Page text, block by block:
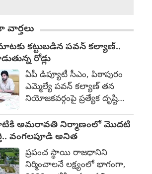
కట్టుబడిన పవన్ కల్యాణ్..
రోడ్లు
ఏపీ డిప్యూటీ సీఎం, పిఠాపురం
ఎమ్మెల్యే ప‌వ‌న్ క‌ల్యాణ్‌ తన
నియోజకవర్గంపై ప్రత్యేక దృష్టి
కట్టుబడి, పల్లె నుంచి పట్టణం
వరకు రోడ్ల నిర్మాణానికి అధిక
ప్రాధాన్యత ఇస్తున్నారు. ఇందులో
భాగంగా ఏకంగా రూ.200 కోట్ల
అంచనా వ్యయంతో రహదారుల
అమరావతి నిర్మాణంలో మొదటి
వంగలపూడి అనిత
ప్రపంచ స్థాయి రాజధానిని
నిర్మించాలనే లక్ష్యంలో భాగంగా,